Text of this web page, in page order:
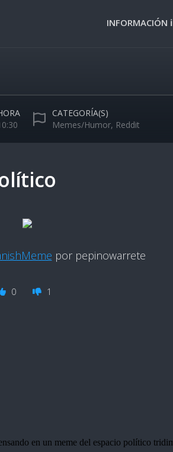
INFORMACIÓN ℹ️
NORMAS
USO
🚸
CATEGORÍA(S)
Memes/Humor, Reddit
por pepinowarrete
0 1